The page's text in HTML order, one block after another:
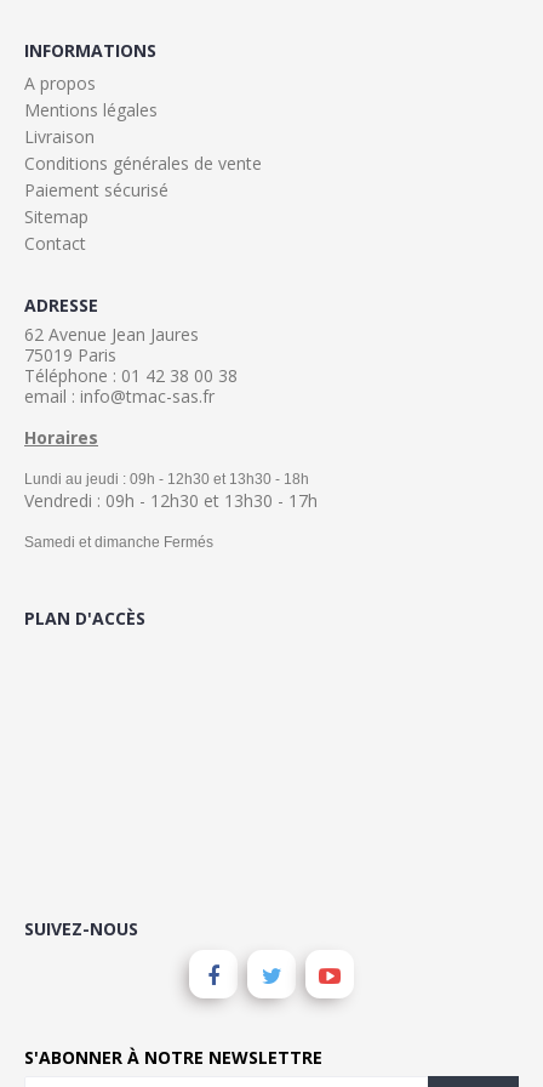
INFORMATIONS
A propos
Mentions légales
Livraison
Conditions générales de vente
Paiement sécurisé
Sitemap
Contact
ADRESSE
62 Avenue Jean Jaures
75019 Paris
Téléphone : 01 42 38 00 38
email : info@tmac-sas.fr
Horaires
Lundi au jeudi : 09h - 12h30 et 13h30 - 18h
Vendredi : 09h - 12h30 et 13h30 - 17h
Samedi et dimanche Fermés
PLAN D'ACCÈS
SUIVEZ-NOUS
S'ABONNER À NOTRE NEWSLETTRE